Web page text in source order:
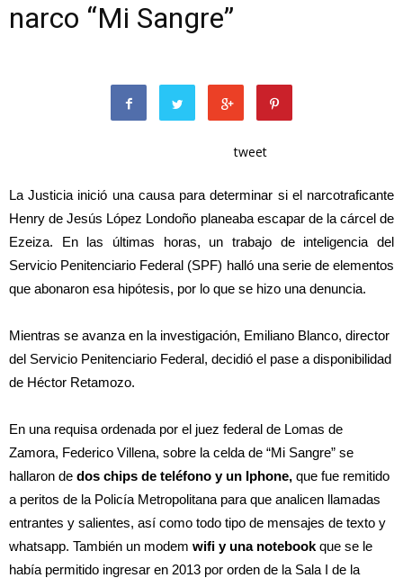
narco “Mi Sangre”
tweet
La Justicia inició una causa para determinar si el narcotraficante
Henry de Jesús López Londoño planeaba escapar de la cárcel de
Ezeiza. En las últimas horas, un trabajo de inteligencia del
Servicio Penitenciario Federal (SPF) halló una serie de elementos
que abonaron esa hipótesis, por lo que se hizo una denuncia.
Mientras se avanza en la investigación, Emiliano Blanco, director
del Servicio Penitenciario Federal, decidió el pase a disponibilidad
de Héctor Retamozo.
En una requisa ordenada por el juez federal de Lomas de
Zamora, Federico Villena, sobre la celda de “Mi Sangre” se
hallaron de dos chips de teléfono y un Iphone, que fue remitido
a peritos de la Policía Metropolitana para que analicen llamadas
entrantes y salientes, así como todo tipo de mensajes de texto y
whatsapp. También un modem wifi y una notebook que se le
había permitido ingresar en 2013 por orden de la Sala I de la